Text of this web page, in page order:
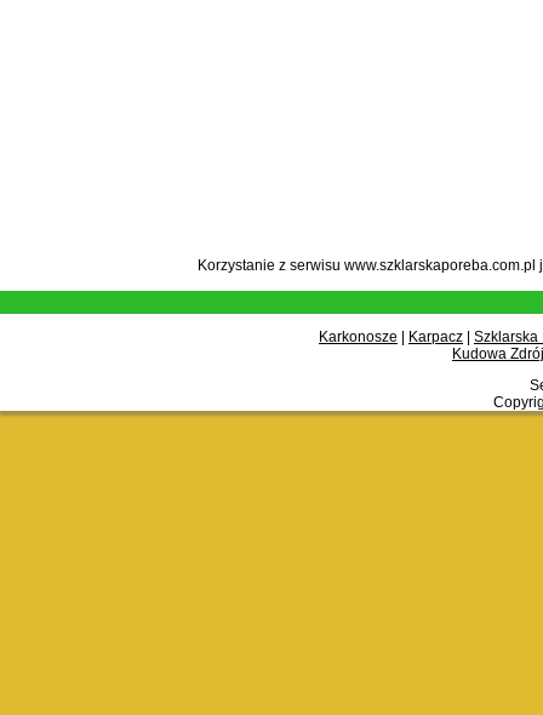
Korzystanie z serwisu
Karkonosze Karpacz
Szklarska
Kudowa